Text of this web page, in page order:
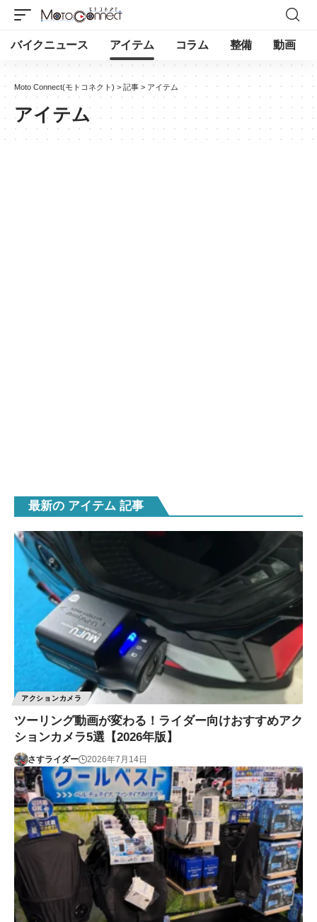
バイクニュース アイテム コラム 整備 動画
Moto Connect(モトコネクト) >記事 > アイテム
アイテム
最新の アイテム 記事
アクションカメラ
ツーリング動画が変わる！ライダー向けおすすめアク
ションカメラ5選【2026年版】
さすライダー 2026年7月14日